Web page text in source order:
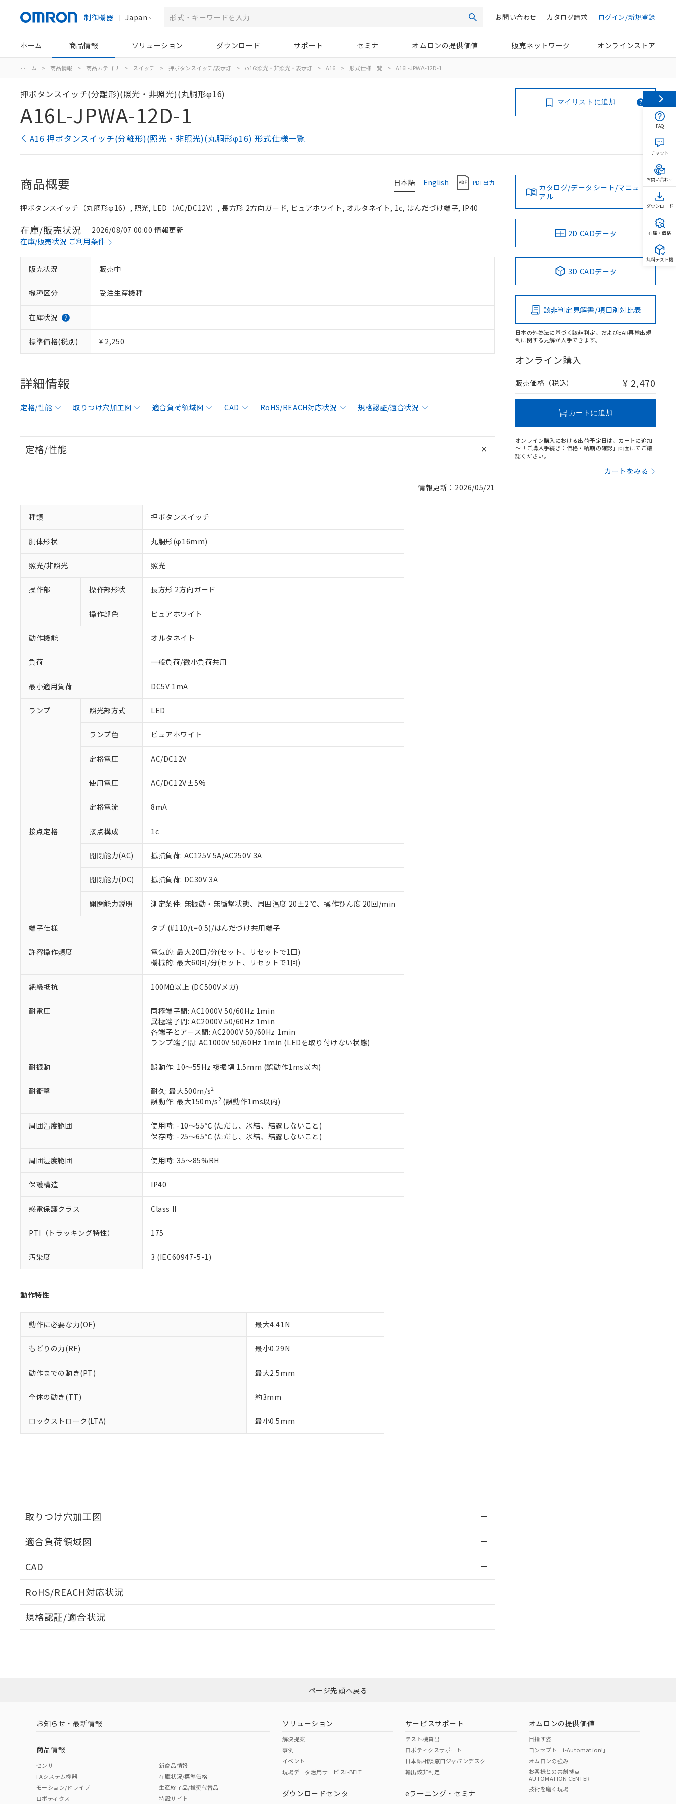
制御機器 Japan 検索 ログイン/新規登録
カタログ請求
お問い合わせ
ホーム 商品情報 ソリューション ダウンロード サポート セミナ オムロンの提供価値 販売ネットワーク オンラインストア
ホーム > 商品情報 > 商品カテゴリ > スイッチ > 押ボタンスイッチ/表示灯 > φ16:照光・非照光・表示灯 > A16 > 形式仕様一覧 > A16L-JPWA-12D-1
押ボタンスイッチ(分離形)(照光・非照光)(丸胴形φ16)
A16L-JPWA-12D-1
A16 押ボタンスイッチ(分離形)(照光・非照光)(丸胴形φ16) 形式仕様一覧
マイリストに追加
日本語 English PDF出力
商品概要
押ボタンスイッチ（丸胴形φ16）, 照光, LED（AC/DC12V）, 長方形 2方向ガード, ピュアホワイト, オルタネイト, 1c, はんだづけ端子, IP40
在庫/販売状況
2026/08/07 00:00 情報更新
在庫/販売状況 ご利用条件
販売状況 販売中
機種区分 受注生産機種
在庫状況
標準価格(税別) ¥ 2,250
詳細情報
定格/性能 取りつけ穴加工図 適合負荷領域図 CAD RoHS/REACH対応状況 規格認証/適合状況
定格/性能
情報更新：2026/05/21
種類 押ボタンスイッチ
胴体形状 丸胴形(φ16mm)
照光/非照光 照光
操作部 操作部形状 長方形 2方向ガード
操作部色 ピュアホワイト
動作機能 オルタネイト
負荷 一般負荷/微小負荷共用
最小適用負荷 DC5V 1mA
ランプ 照光部方式 LED
ランプ色 ピュアホワイト
定格電圧 AC/DC12V
使用電圧 AC/DC12V±5%
定格電流 8mA
接点定格 接点構成 1c
開閉能力(AC) 抵抗負荷: AC125V 5A/AC250V 3A
開閉能力(DC) 抵抗負荷: DC30V 3A
開閉能力説明 測定条件: 無振動・無衝撃状態、周囲温度 20±2℃、操作ひん度 20回/min
端子仕様 タブ (#110/t=0.5)/はんだづけ共用端子
許容操作頻度
電気的: 最大20回/分(セット、リセットで1回)
機械的: 最大60回/分(セット、リセットで1回)
絶縁抵抗 100MΩ以上 (DC500Vメガ)
耐電圧
同極端子間: AC1000V 50/60Hz 1min
異極端子間: AC2000V 50/60Hz 1min
各端子とアース間: AC2000V 50/60Hz 1min
ランプ端子間: AC1000V 50/60Hz 1min (LEDを取り付けない状態)
耐振動 誤動作: 10～55Hz 複振幅 1.5mm (誤動作1ms以内)
耐衝撃 耐久: 最大500m/s2
誤動作: 最大150m/s2(誤動作1ms以内)
周囲温度範囲
使用時: -10～55℃ (ただし、氷結、結露しないこと)
保存時: -25～65℃ (ただし、氷結、結露しないこと)
周囲湿度範囲 使用時: 35～85%RH
保護構造 IP40
感電保護クラス Class II
PTI（トラッキング特性） 175
汚染度 3 (IEC60947-5-1)
動作特性
動作に必要な力(OF) 最大4.41N
もどりの力(RF) 最小0.29N
動作までの動き(PT) 最大2.5mm
全体の動き(TT) 約3mm
ロックストローク(LTA) 最小0.5mm
取りつけ穴加工図
適合負荷領域図
CAD
RoHS/REACH対応状況
EU RoHS 注意事項・凡例
ダウンロードはこちら
中国 RoHS 注意事項・凡例
中国 RoHS表
Pb Hg Cr(VI)
規格認証/適合状況
（イギリス
（ノルウェー
（日本
（アメリカ
この製品の規格認証/適合状況ページへ
カタログ/データシート/マニュ
アル
2D CADデータ
3D CADデータ
該非判定見解書/項目別対比表
日本の外為法に基づく該非判定、およびEAR再輸出規
制に関する見解が入手できます。
オンライン購入
販売価格（税込） ¥ 2,470
カートに追加
オンライン購入における出荷予定日は、カートに追加
～「ご購入手続き：価格・納期の確認」画面にてご確
認ください。
カートをみる
ご利用条件
本サービスは、当社制御機器事業取扱商品の当社在庫状況および標準価格(税抜)を提供させていただ
くものです。
当社制御機器事業取扱商品の中には、本サービスの対象外となる商品もあることをご了承ください。
在庫状況および標準価格照会結果は、記載している更新日時点での社内データに基づき作成されるも
い。
正式な納期状況および標準価格はお客様のお取引先、またはお客様担当のオムロン制御機器販売店・
当社販売員にご相談ください。
オムロン制御機器販売店や当社販売拠点は「
在庫状況および標準価格結果を当社の事前の承諾なく第三者に漏洩または開示しないようお願いしま
す。
マイパーツ機能（部品リスト作成サービス）をご利用いただくには、I-Webメンバーズにご登録され
ている必要があります。
が、当社の製品・サービスに関するお客様との取引・商談に必要な範囲で利用することをご了承くだ
さい。
※当社の共同利用者とは、"個人情報の共同利用に関して"
対応済み：EU RoHS指令（10物質）の非含有に対応した製品が提供可能な商品です。
対応予定なし：EU RoHS指令（10物質）の非含有に非対応の商品で、対応品を出す予定はありません。
調査・確認中：EU RoHS指令（10物質）の非含有の対応状況を調査中または確認中の商品です。
仕入先様の事情により、非含有部品としていたものが、含有品と判明した場合などやむを得ず変更すること
があります。
*EU RoHS指令（10物質）：
六価クロム(Cr(Ⅵ)) 1000ppm以下、ポリ臭化ビフェニル類(PBB) 1000ppm以下、ポリ臭化ジフェニルエーテル類(PBDE) 1000ppm以下、
フタル酸ビス(2-エチルヘキシル) (DEHP)(別名：DOP) 1000ppm以下、フタル酸ブチルベンジル（BBP） 1000ppm以下、フタル酸ジブチ
ル（DBP） 1000ppm以下、フタル酸ジイソブチル (DIBP) 1000ppm以下
但し、RoHS指令で産業用監視および制御機器に対する適用除外項目は除く。
フタル酸エステル類の４物質については閾値を超える意図的な使用がないことを確認しています。
※2 対応予定月
部品在庫の切り替え状況などにより、予定月が前後することがあります。
※3 非含有証明書ダウンロード
下記の非含有証明書をダウンロードすることができます。
51物質の非含有証明書（当社基準）
※本証明書は発行日時点で非含有を証明するもので、過去に遡って非含有を証明するものではありません。
また、RoHS指令のフタル酸エステル類４物質の対応では、対応完了までの期間は出荷製品に未対応品が
混在することから備考欄に対応日を記載しておりました。
既に当社にて対応品への在庫切替を完了していることから、特段のことがない限り、2022年1月12日よ
り割愛しております。
※1 中国RoHS○×表
「○」：最大均質材料含有率が中国RoHSの基準値以下であることを示します。
「×」：最大均質材料含有率が中国RoHSの基準値を超えていることを示します。
*中国RoHS10物質の基準値 (GB/T26572)：
Pb(鉛) :1000ppm、 Hg(水銀) : 1000ppm、 Cd(カドミウム) : 100ppm、
DBP(フタル酸ジブチル) : 1000ppm、 DIBP(フタル酸ジイソブチル) : 1000ppm、 BBP(フタル酸ブチルベンジル) : 1000ppm、
※2 環境保護使用期限
「ｅ」：有害物質（10物質）のすべてが基準値以下であることを示します。
「10」：通常の使用状況下において有害物質が外部に漏えいし、環境に深刻な影響を及ぼさない年数を意
味します。
「－」：未確認です。当社販売部門へお問い合わせください。
当社は、これら貴社製品のうち、外国為替および外国貿易法に定める商品（以下｢規制貨物等」とい
う）を輸出または国外への提供する場合は、日本国政府の輸出許可(または役務取引許可)を取得する
などの必要な手続きをとります。
ます。
当社は貴社製品を、核兵器、ミサイル、化学兵器、生物兵器またはその他武器並びにこれらの製造装
当社は、貴社製品を第三者に販売する場合は、上記1、2および3の内容を当該第三者に通知します。
また当社は、販売先および販売に係わる関係者が違法に輸出するおそれがある場合は、取り引きをい
たしません。
記
号
説明
○ 一定数以上の在庫あり
△ 一定数には満たないが在庫あり
－
在庫なし(最新の在庫状況については、お客様のお取引先、またはお客様担当のオムロン制御
機器販売店・当社販売員にご確認ください)
空
白
受注生産機種、また在庫状況の情報を公開していない機種
ページ先頭へ戻る
お知らせ・最新情報
商品情報
センサ
FAシステム機器
モーション/ドライブ
ロボティクス
新商品情報
在庫状況/標準価格
生産終了品/推奨代替品
特設サイト
ソリューション
解決提案
事例
イベント
現場データ活用サービスi-BELT
ダウンロードセンタ
サービスサポート
テスト機貸出
ロボティクスサポート
日本語相談窓口ジャパンデスク
輸出該非判定
eラーニング・セミナ
オムロンの提供価値
目指す姿
コンセプト「i-Automation!」
オムロンの強み
お客様との共創拠点
AUTOMATION CENTER
技術を磨く現場
FAQ
チャット
お問い合わせ
ダウンロード
在庫・価格
無料テスト機